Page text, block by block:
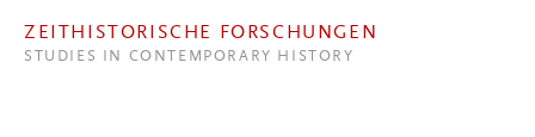
ZEITHISTORISCHE FORSCHUNGEN
STUDIES IN CONTEMPORARY HISTORY